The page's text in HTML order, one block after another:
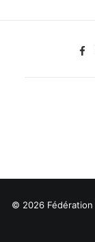
© 2026 Fédération